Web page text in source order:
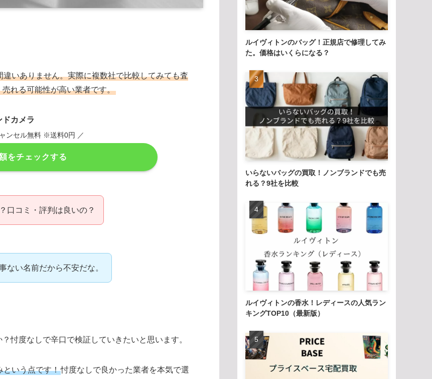
違いありません。実際に複数社で比較してみても査
れる可能性が高い業者です。
ドカメラ
ンセル無料 ※送料0円 ／
をチェックする
口コミ・評判は良いの？
ない名前だから不安だな。
忖度なしで辛口で検証していきたいと思います。
という点です！忖度なしで良かった業者を本気で選
ルイヴィトンのバッグ！正規店で修理してみ
た。価格はいくらになる？
いらないバッグの買取！ノンブランドでも売
れる？9社を比較
ルイヴィトンの香水！レディースの人気ラン
キングTOP10（最新版）